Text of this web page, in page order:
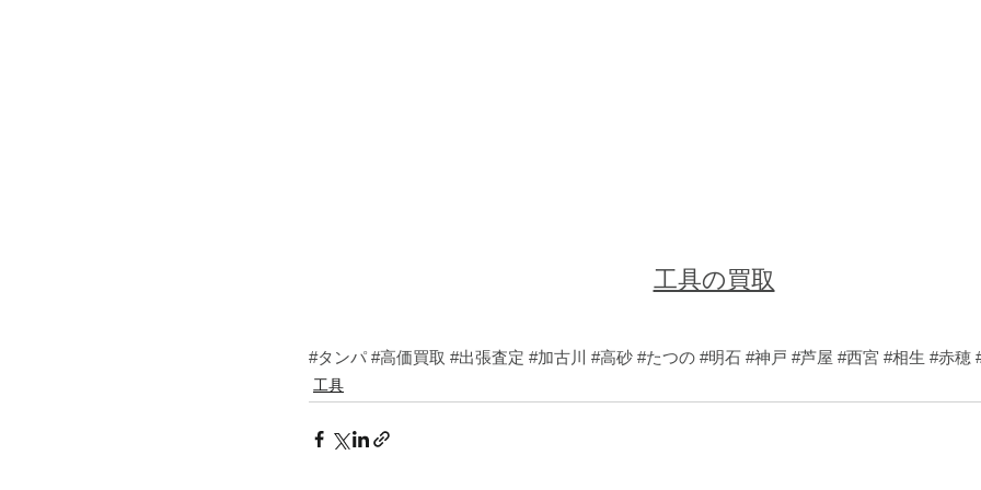
工具の買取
#タンパ #高価買取 #出張査定 #加古川 #高砂 #たつの #明石 #神戸 #芦屋 #西宮 #相生 #赤穂
工具